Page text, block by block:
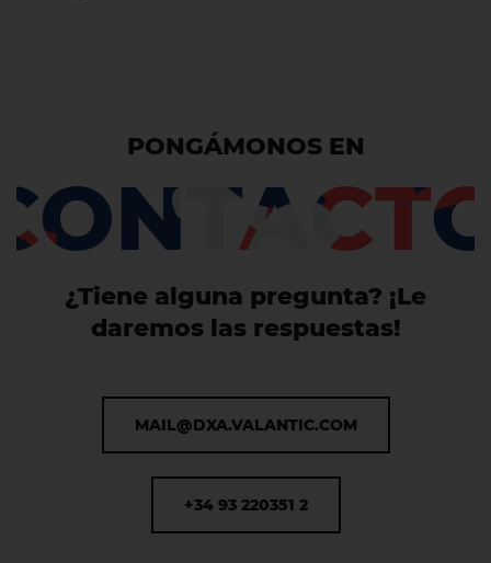
PONGÁMONOS EN
¿Tiene alguna pregunta? ¡Le
daremos las respuestas!
MAIL@DXA.VALANTIC.COM
+34 93 220351 2